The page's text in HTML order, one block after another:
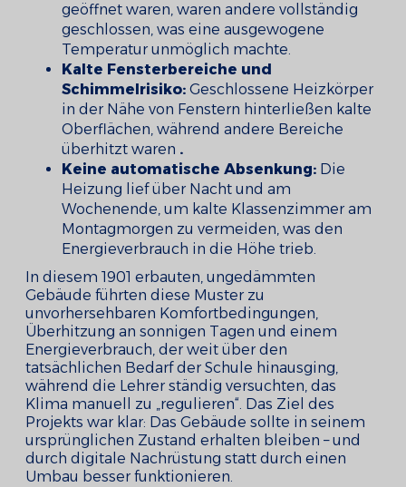
geöffnet waren, waren andere vollständig
geschlossen, was eine ausgewogene
Temperatur unmöglich machte.
Kalte Fensterbereiche und
Schimmelrisiko: Geschlossene Heizkörper
in der Nähe von Fenstern hinterließen kalte
Oberflächen, während andere Bereiche
überhitzt waren .
Keine automatische Absenkung: Die
Heizung lief über Nacht und am
Wochenende, um kalte Klassenzimmer am
Montagmorgen zu vermeiden, was den
Energieverbrauch in die Höhe trieb.
In diesem 1901 erbauten, ungedämmten
Gebäude führten diese Muster zu
unvorhersehbaren Komfortbedingungen,
Überhitzung an sonnigen Tagen und einem
Energieverbrauch, der weit über den
tatsächlichen Bedarf der Schule hinausging,
während die Lehrer ständig versuchten, das
Klima manuell zu „regulieren“. Das Ziel des
Projekts war klar: Das Gebäude sollte in seinem
ursprünglichen Zustand erhalten bleiben – und
durch digitale Nachrüstung statt durch einen
Umbau besser funktionieren.